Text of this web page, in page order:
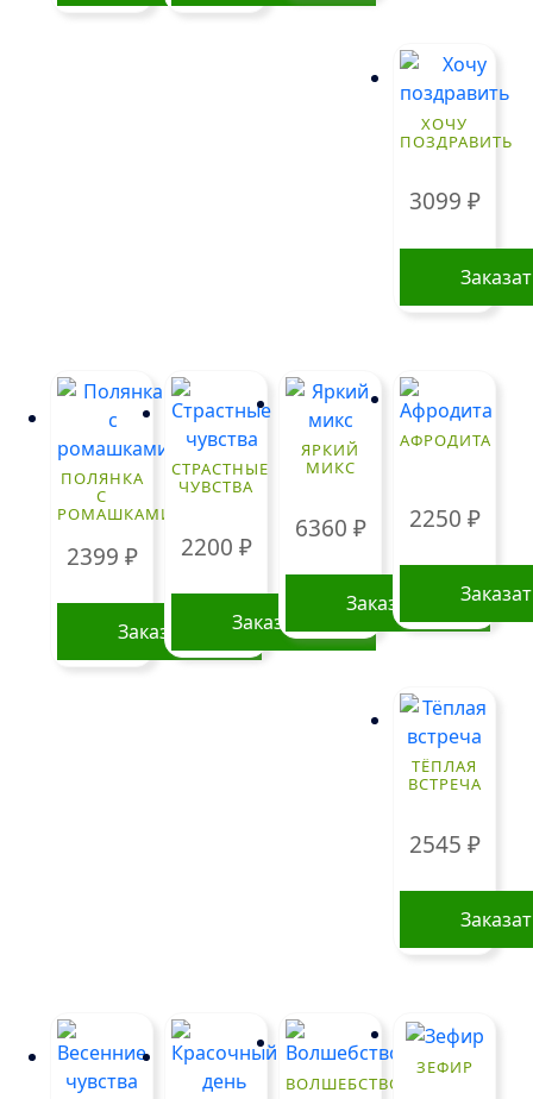
Этот
несколько
вариаций.ХОЧУ
ПОЗДРАВИТЬ
3099 ₽
ПОЛЯНКА
С
РОМАШКАМИ
2399 ₽
Заказать
СТРАСТНЫЕ
ЧУВСТВА
2200 ₽
Заказать
ЯРКИЙ
МИКС
6360 ₽
Заказать
АФРОДИТА
2250 ₽
ТЁПЛАЯ
ВСТРЕЧА
2545 ₽
ВОЛШЕБСТВО
ЗЕФИР